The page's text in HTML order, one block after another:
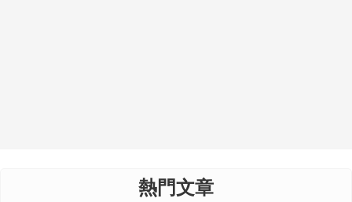
熱門文章